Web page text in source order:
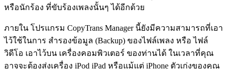
หรือนักร้อง ที่ขับร้องเพลงนั้นๆ ได้อีกด้วย
ภายใน โปรแกรม CopyTrans Manager นี้ยังมีความสามารถที่เอา
ไว้ใช้ในการ สำรองข้อมูล (Backup) ของไฟล์เพลง หรือ ไฟล์
วิดีโอ เอาไว้บน เครื่องคอมพิวเตอร์ ของท่านได้ ในเวลาที่คุณ
อาจจะต้องส่งเครื่อง iPod iPad หรือแม้แต่ iPhone ตัวเก่งของคุณ